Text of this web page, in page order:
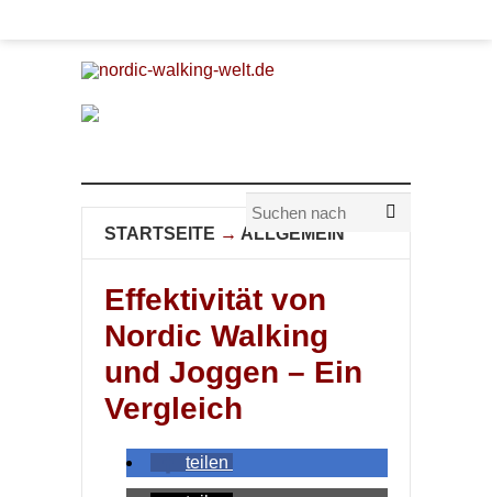
STARTSEITE → ALLGEMEIN
Effektivität von
Nordic Walking
und Joggen – Ein
Vergleich
teilen